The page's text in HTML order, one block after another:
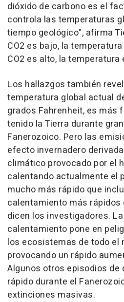
dióxido de carbono es el
controla las temperaturas
tiempo geológico", afirma
CO2 es bajo, la
CO2 es alto, la temperatura
Los hallazgos también
temperatura global actual
grados Fahrenheit, es más
tenido la Tierra durante
Fanerozoico. Pero las
efecto invernadero
climático provocado por el
calentando actualmente el
mucho más rápido que
calentamiento más rápidos
dicen los investigadores.
calentamiento pone en
los ecosistemas de todo el
provocando un rápido
Algunos otros episodios
rápido durante el
extinciones masivas.